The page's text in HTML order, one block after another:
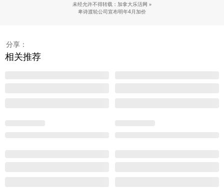
未经允许不得转载：加拿大乐活网 »
卑诗渡轮公司宣布明年4月加价
分享：
相关推荐